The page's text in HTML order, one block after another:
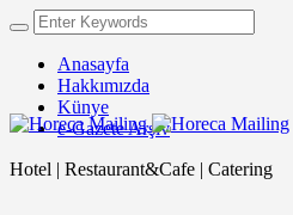
Anasayfa
Hakkımızda
Künye
e-Gazete Arşiv
Hotel | Restaurant&Cafe | Catering